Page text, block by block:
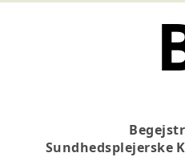
Sundhedsplejerske